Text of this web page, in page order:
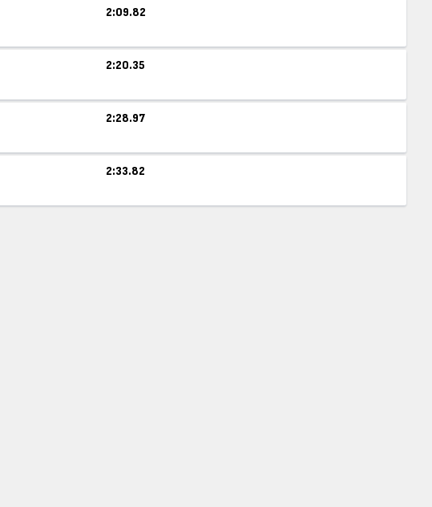
2:09.82
2:20.35
2:28.97
2:33.82